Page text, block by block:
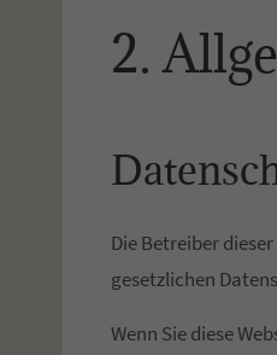
2.
Die Betreiber
gesetzlichen
Wenn Sie diese